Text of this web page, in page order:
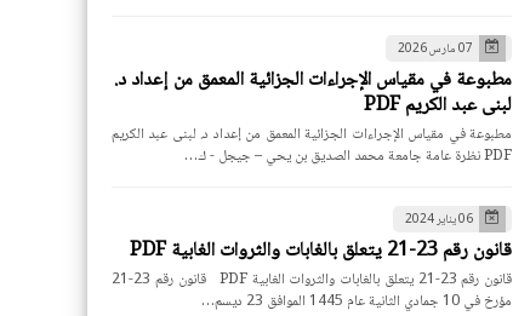
07 مارس 2026
مطبوعة في مقياس الإجراءات الجزائية المعمق من إعداد د.
لبنى عبد الكريم PDF
مطبوعة في مقياس الإجراءات الجزائية المعمق من إعداد د. لبنى عبد الكريم
PDF نظرة عامة جامعة محمد الصديق بن يحي – جيجل - ك…
06 يناير 2024
قانون رقم 23-21 يتعلق بالغابات والثروات الغابية PDF
قانون رقم 23-21 يتعلق بالغابات والثروات الغابية PDF قانون رقم 23-21
مؤرخ في 10 جمادي الثانية عام 1445 الموافق 23 ديسم…